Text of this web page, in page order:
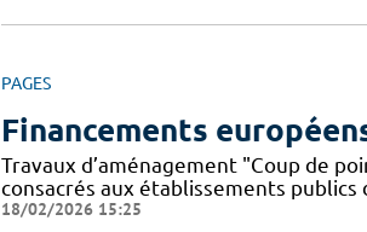
PAGES
Financements
Travaux d’aménagement "Coup de
consacrés aux établissements
18/02/2026 15:25